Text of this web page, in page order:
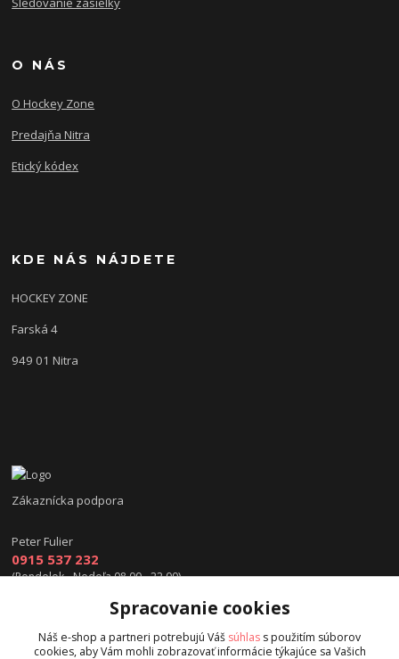
O NÁS
O Hockey Zone
Predajňa Nitra
Etický kódex
KDE NÁS NÁJDETE
HOCKEY ZONE
Farská 4
949 01 Nitra
Zákaznícka podpora
Peter Fulier
0915 537 232
(Pondelok - Nedeľa 08.00 - 22.00)
info@hokejexpert.sk
Spracovanie cookies
Náš e-shop a partneri potrebujú Váš súhlas s použitím súborov
cookies, aby Vám mohli zobrazovať informácie týkajúce sa Vašich